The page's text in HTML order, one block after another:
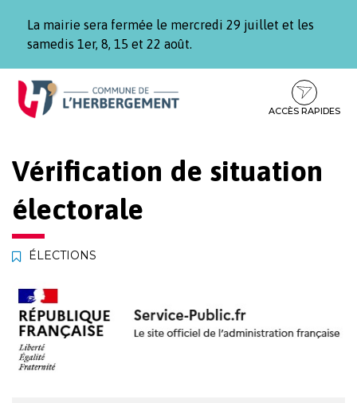
La mairie sera fermée le mercredi 29 juillet et les
samedis 1er, 8, 15 et 22 août.
Aller
Aller
contenu
Aller
pied
ACCÈS RAPIDES
Vérification de situation
électorale
ÉLECTIONS